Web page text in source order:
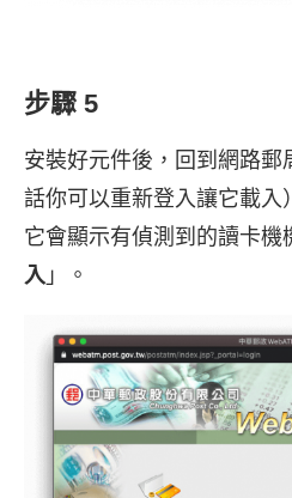
步驟 5
安裝好元件後，回到網路郵
話你可以重新登入讓它載入
它會顯示有偵測到的讀卡機
入 」。